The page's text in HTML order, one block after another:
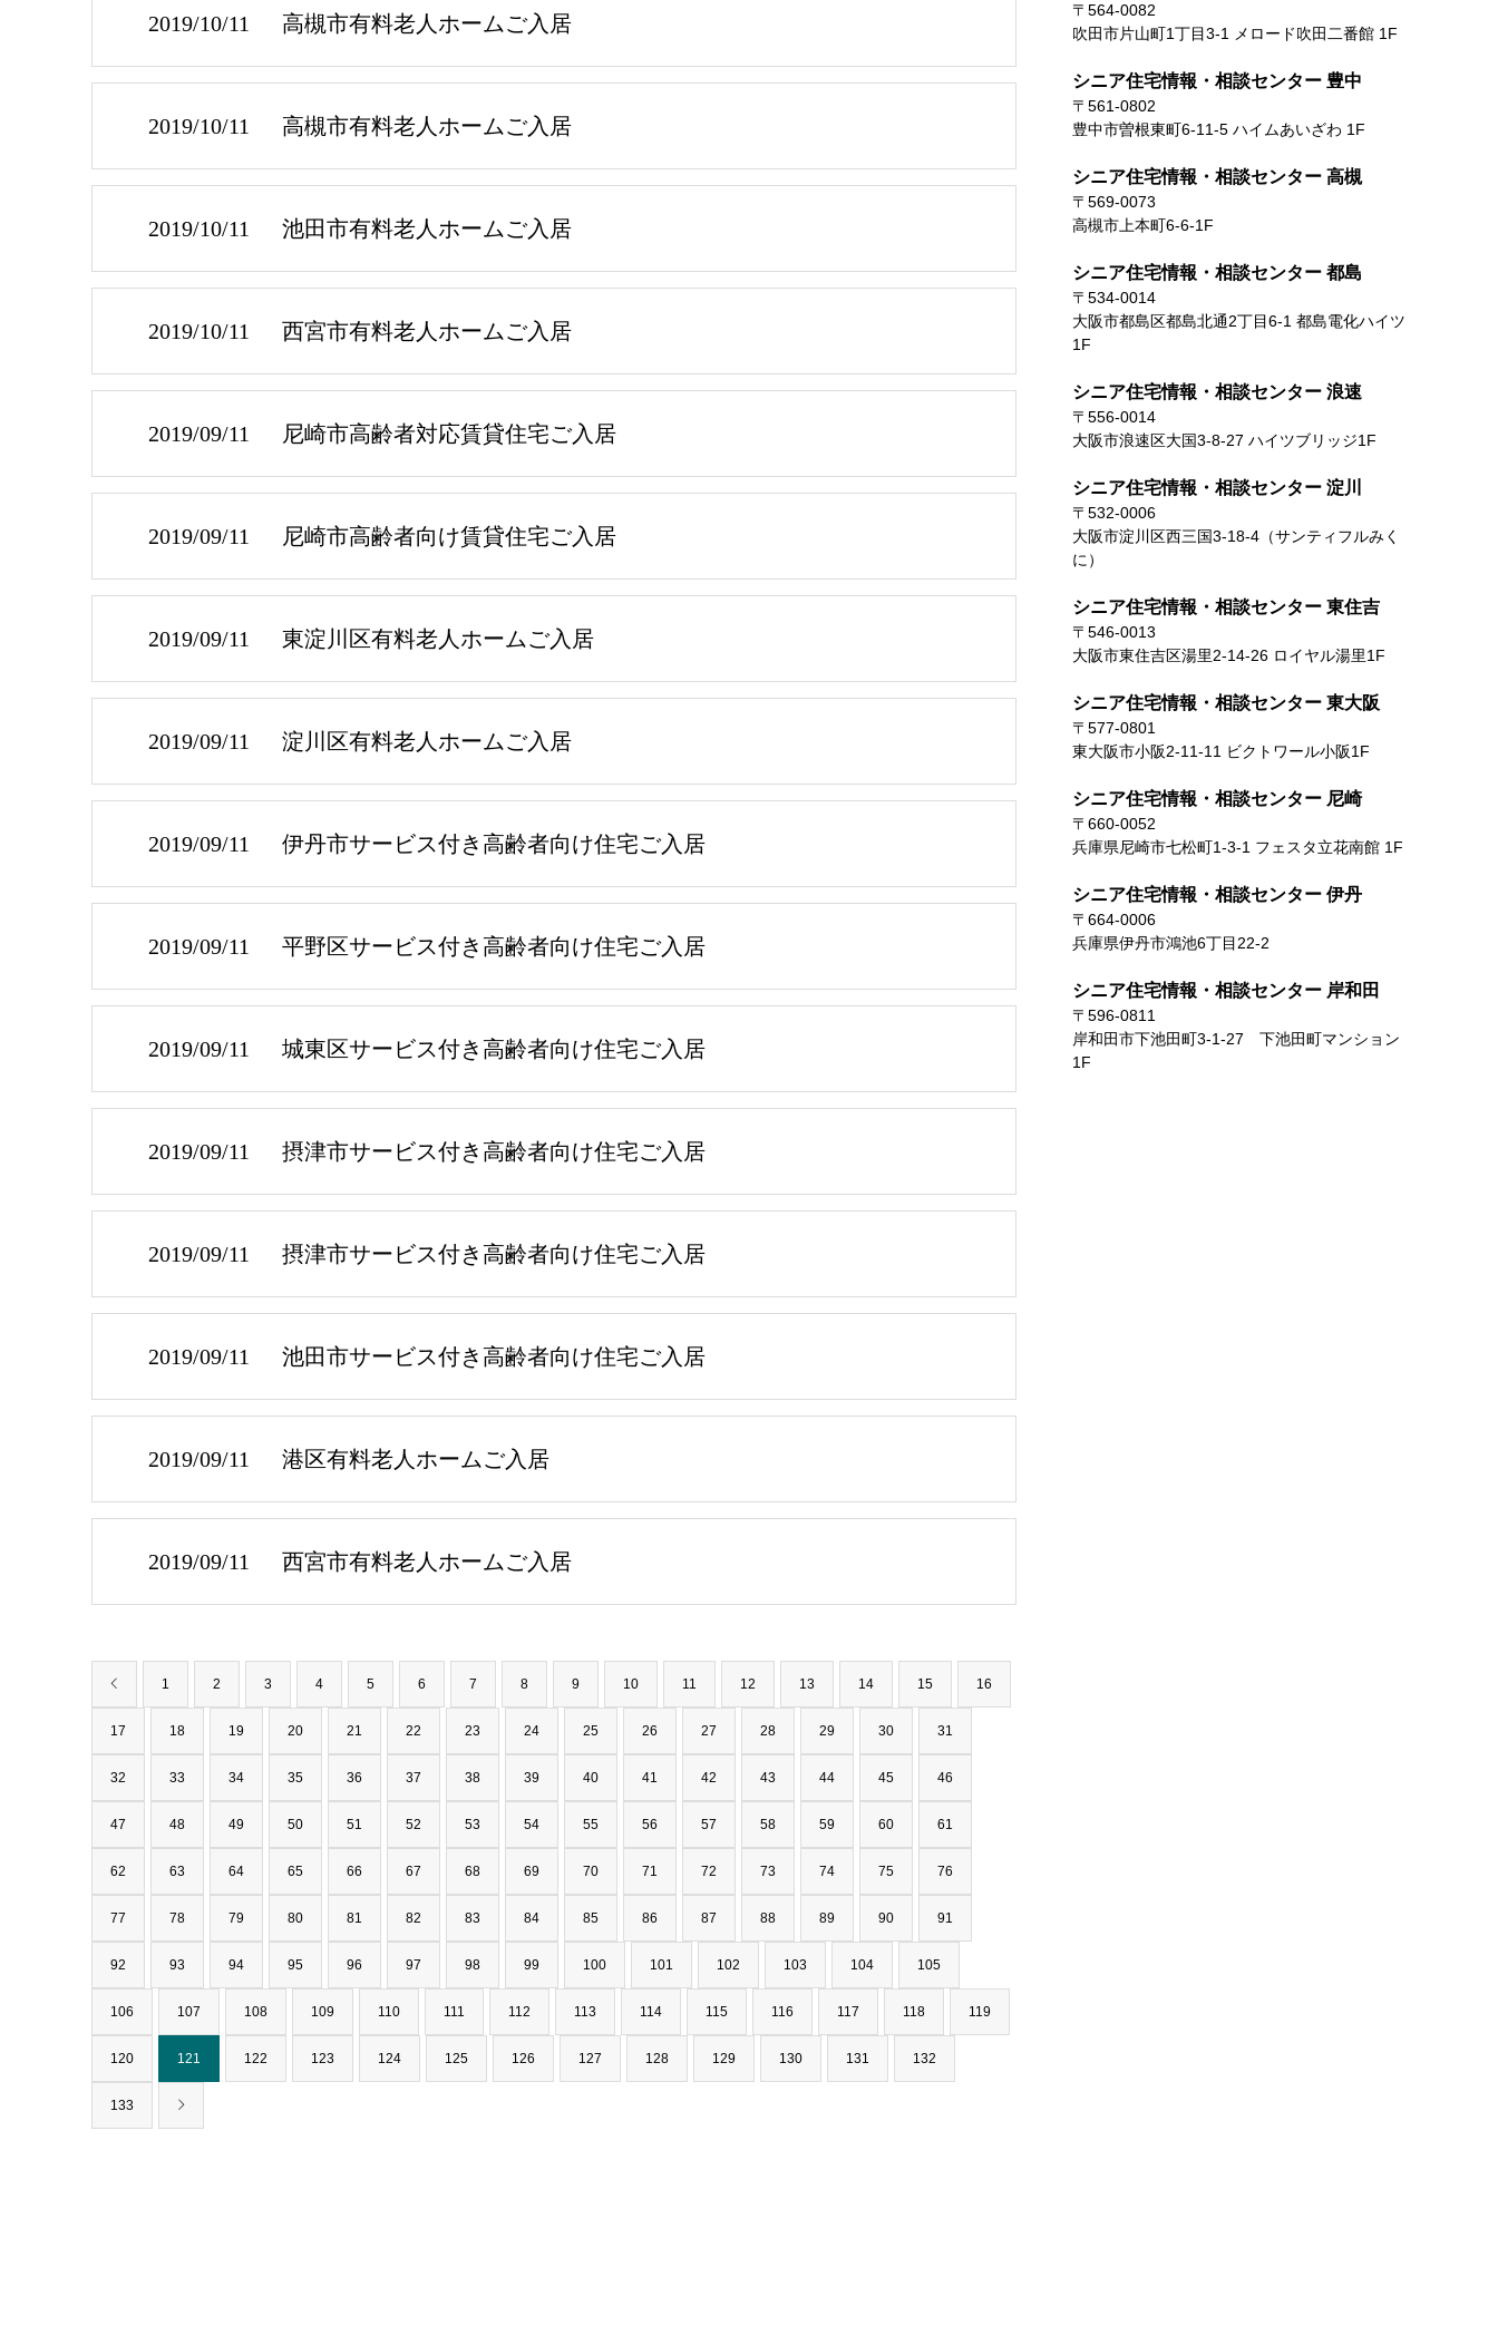
2019/10/11 高槻市有料老人ホームご入居
2019/10/11 高槻市有料老人ホームご入居
2019/10/11 池田市有料老人ホームご入居
2019/10/11 西宮市有料老人ホームご入居
2019/09/11 尼崎市高齢者対応賃貸住宅ご入居
2019/09/11 尼崎市高齢者向け賃貸住宅ご入居
2019/09/11 東淀川区有料老人ホームご入居
2019/09/11 淀川区有料老人ホームご入居
2019/09/11 伊丹市サービス付き高齢者向け住宅ご入居
2019/09/11 平野区サービス付き高齢者向け住宅ご入居
2019/09/11 城東区サービス付き高齢者向け住宅ご入居
2019/09/11 摂津市サービス付き高齢者向け住宅ご入居
2019/09/11 摂津市サービス付き高齢者向け住宅ご入居
2019/09/11 池田市サービス付き高齢者向け住宅ご入居
2019/09/11 港区有料老人ホームご入居
2019/09/11 西宮市有料老人ホームご入居
1 2 3 4 5 6 7 8 9 10 11 12 13 14 15 16
17 18 19 20 21 22 23 24 25 26 27 28 29 30 31
32 33 34 35 36 37 38 39 40 41 42 43 44 45 46
47 48 49 50 51 52 53 54 55 56 57 58 59 60 61
62 63 64 65 66 67 68 69 70 71 72 73 74 75 76
77 78 79 80 81 82 83 84 85 86 87 88 89 90 91
92 93 94 95 96 97 98 99 100 101 102 103 104 105
106 107 108 109 110 111 112 113 114 115 116 117 118 119
120 121 122 123 124 125 126 127 128 129 130 131 132
133
〒564-0082
吹田市片山町1丁目3-1 メロード吹田二番館 1F
シニア住宅情報・相談センター 豊中
〒561-0802
豊中市曽根東町6-11-5 ハイムあいざわ 1F
シニア住宅情報・相談センター 高槻
〒569-0073
高槻市上本町6-6-1F
シニア住宅情報・相談センター 都島
〒534-0014
大阪市都島区都島北通2丁目6-1 都島電化ハイツ
1F
シニア住宅情報・相談センター 浪速
〒556-0014
大阪市浪速区大国3-8-27 ハイツブリッジ1F
シニア住宅情報・相談センター 淀川
〒532-0006
大阪市淀川区西三国3-18-4（サンティフルみく
に）
シニア住宅情報・相談センター 東住吉
〒546-0013
大阪市東住吉区湯里2-14-26 ロイヤル湯里1F
シニア住宅情報・相談センター 東大阪
〒577-0801
東大阪市小阪2-11-11 ビクトワール小阪1F
シニア住宅情報・相談センター 尼崎
〒660-0052
兵庫県尼崎市七松町1-3-1 フェスタ立花南館 1F
シニア住宅情報・相談センター 伊丹
〒664-0006
兵庫県伊丹市鴻池6丁目22-2
シニア住宅情報・相談センター 岸和田
〒596-0811
岸和田市下池田町3-1-27 下池田町マンション
1F